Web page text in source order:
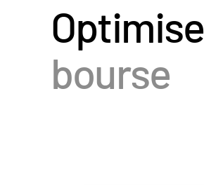
Optimise
bourse